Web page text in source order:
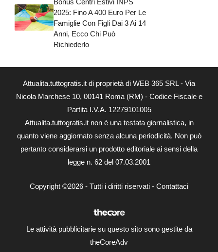
Bonus Centri Estivi INPS
2025: Fino A 400 Euro Per Le
Famiglie Con Figli Dai 3 Ai 14
Anni, Ecco Chi Può
Richiederlo
Attualita.tuttogratis.it di proprietà di WEB 365 SRL - Via
Nicola Marchese 10, 00141 Roma (RM) - Codice Fiscale e
Partita I.V.A. 12279101005
Attualita.tuttogratis.it non è una testata giornalistica, in
quanto viene aggiornato senza alcuna periodicità. Non può
pertanto considerarsi un prodotto editoriale ai sensi della
legge n. 62 del 07.03.2001
Copyright ©2026 - Tutti i diritti riservati - Contattaci
Le attività pubblicitarie su questo sito sono gestite da
theCoreAdv